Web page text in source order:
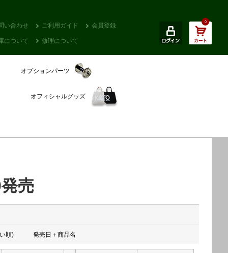
い合わせ ご利用ガイド 会員登録
について 修理について
0
オプションパーツ
オフィシャルグッズ
売
順) 発売日＋商品名